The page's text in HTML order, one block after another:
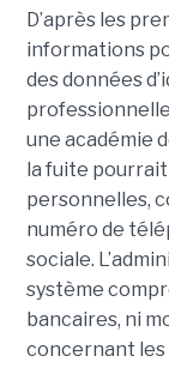
D’après les
informations
des données
une académie
la fuite
personnelles,
numéro de
sociale.
système
bancaires, ni
concernant les